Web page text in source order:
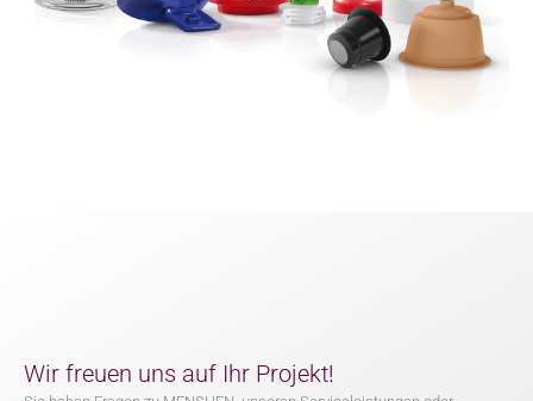
Wir freuen uns auf Ihr Projekt!